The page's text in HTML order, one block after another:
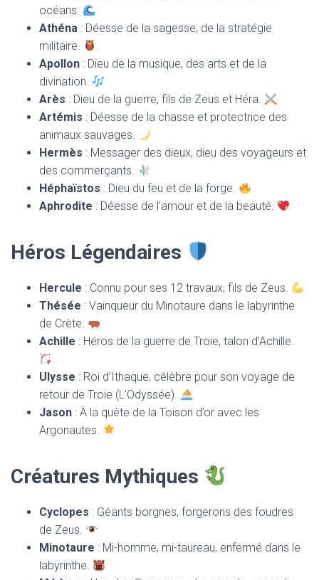
océans.
Athéna : Déesse de la sagesse, de la stratégie
militaire.
Apollon : Dieu de la musique, des arts et de la
divination.
Arès : Dieu de la guerre, fils de Zeus et Héra.
Artémis : Déesse de la chasse et protectrice des
animaux sauvages.
Hermès : Messager des dieux, dieu des voyageurs et
des commerçants.
Héphaïstos : Dieu du feu et de la forge.
Aphrodite : Déesse de l’amour et de la beauté.
Héros Légendaires
Hercule : Connu pour ses 12 travaux, fils de Zeus.
Thésée : Vainqueur du Minotaure dans le labyrinthe
de Crète.
Achille : Héros de la guerre de Troie, talon d’Achille.
Ulysse : Roi d’Ithaque, célèbre pour son voyage de
retour de Troie (L’Odyssée).
Jason : À la quête de la Toison d’or avec les
Argonautes.
Créatures Mythiques
Cyclopes : Géants borgnes, forgerons des foudres
de Zeus.
Minotaure : Mi-homme, mi-taureau, enfermé dans le
labyrinthe.